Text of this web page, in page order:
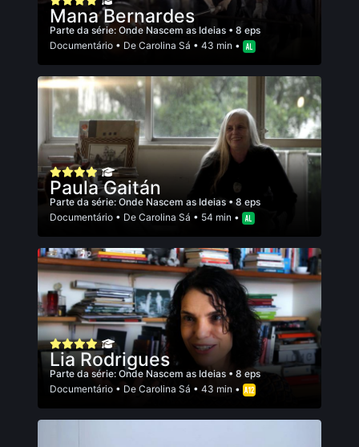
Mana Bernardes
Parte da série: Onde Nascem as Ideias • 8 eps
Documentário • De Carolina Sá • 43 min •
Paula Gaitán
Parte da série: Onde Nascem as Ideias • 8 eps
Documentário • De Carolina Sá • 54 min •
Lia Rodrigues
Parte da série: Onde Nascem as Ideias • 8 eps
Documentário • De Carolina Sá • 43 min •